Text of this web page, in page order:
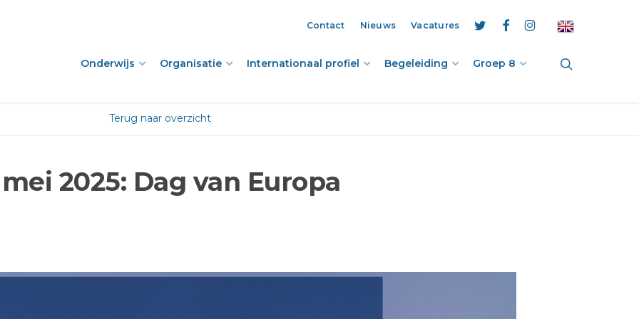
twitterfacebookinstagram
Contact Nieuws Vacatures
Onderwijs Organisatie Internationaal profiel Begeleiding Groep 8
2025: Dag van Europa
Terug naar overzicht